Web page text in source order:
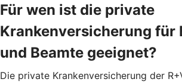
Für wen ist die private
Krankenversicherung für
und Beamte geeignet?
Die private Krankenversicherung der